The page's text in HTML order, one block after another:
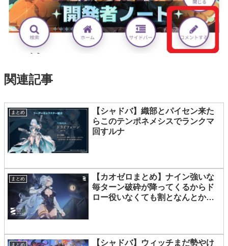
関連記事
まとめ
【シャドバ】織部とパイセン来た
らこのテンポネメシスでランクマ
回すルナ
まとめ
【カオゼロまとめ】ナイン強いな
毎ターン破砕が降ってくるからド
ロー役いなくても割となんとかな
まとめ
【シャドバ】ウィッチまだ勢やけ